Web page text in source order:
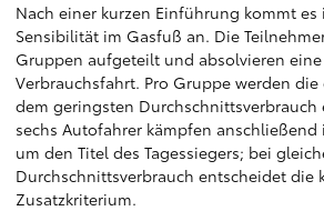
Nach einer kurzen Einführung kommt
Sensibilität im Gasfuß an. Die
Gruppen aufgeteilt und absolvieren
Verbrauchsfahrt. Pro Gruppe werden
dem geringsten Durchschnittsverbrauch
sechs Autofahrer kämpfen
um den Titel des Tagessiegers; bei
Durchschnittsverbrauch entscheidet die
Zusatzkriterium.